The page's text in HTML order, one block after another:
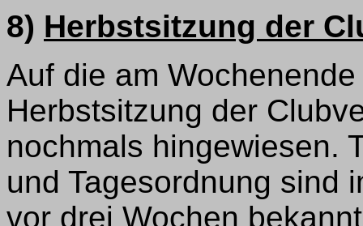
8) Herbstsitzung der
Auf die am
Herbstsitzung der
nochmals hingewiesen.
und Tagesordnung sind
vor drei Wochen